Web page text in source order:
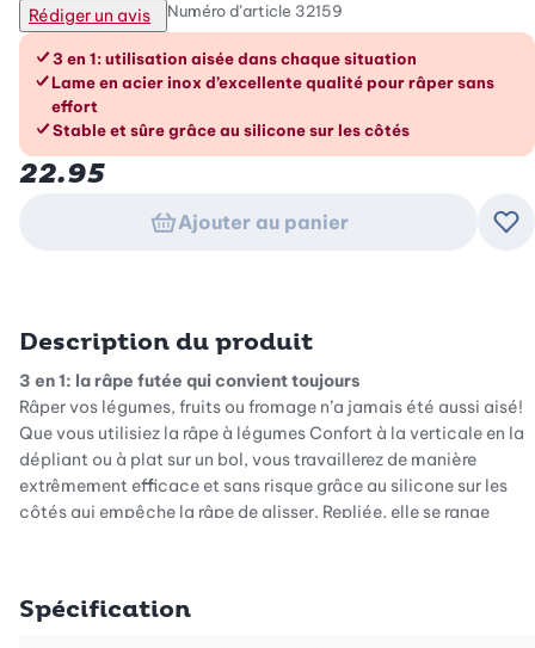
Rédiger un avis Numéro d’article 32159
Les avantages en un coup d’œil
3 en 1: utilisation aisée dans chaque situation
Lame en acier inox d’excellente qualité pour râper sans
effort
Stable et sûre grâce au silicone sur les côtés
22.95
Ajouter au panier
Description du produit
3 en 1: la râpe futée qui convient toujours
Râper vos légumes, fruits ou fromage n’a jamais été aussi aisé!
Que vous utilisiez la râpe à légumes Confort à la verticale en la
dépliant ou à plat sur un bol, vous travaillerez de manière
extrêmement efficace et sans risque grâce au silicone sur les
côtés qui empêche la râpe de glisser. Repliée, elle se range
cm de large. Fabriquée en matière synthétique de qualité et
Spécification